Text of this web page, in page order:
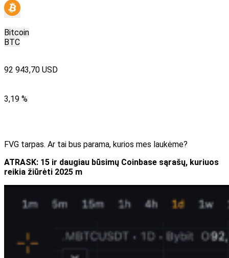
Bitcoin
BTC
92 943,70 USD
3,19 %
FVG tarpas. Ar tai bus parama, kurios mes laukėme?
ATRASK: 15 ir daugiau būsimų Coinbase sąrašų, kuriuos
reikia žiūrėti 2025 m